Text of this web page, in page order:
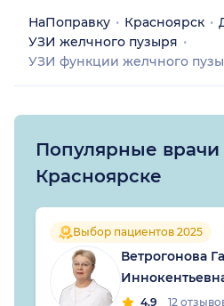
НаПоправку Красноярск
УЗИ желчного пузыря
УЗИ функции желчного
Популярные врачи
Красноярске
Выбор пациентов 2025
Ветрогонова
4.9 12